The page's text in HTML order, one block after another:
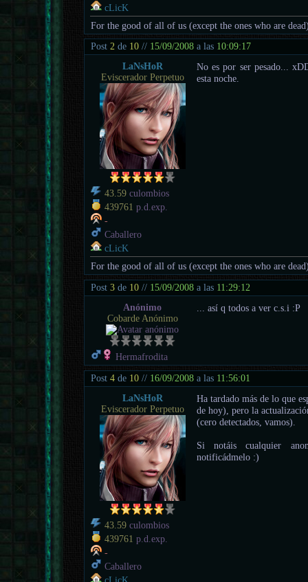
cLicK
For the good of all of us (except the ones who are
Post2 de 10 // 15/09/2008 a las 10:09:17
LaNsHoR
Eviscerador Perpetuo
43.59 culombios
439761 p.d.exp.
-
Caballero
cLicK
No es por ser pesado...
esta noche.
For the good of all of us (except the ones who are
Post3 de 10 // 15/09/2008 a las 11:29:12
Anónimo
Cobarde Anónimo
Hermafrodita
... así q todos a ver c.s.i :P
Post4 de 10 // 16/09/2008 a las 11:56:01
LaNsHoR
Eviscerador Perpetuo
43.59 culombios
439761 p.d.exp.
-
Caballero
Ha tardado más de lo que
de hoy), pero la
(cero detectados, vamos).
Si notáis cualquier
notificádmelo :)